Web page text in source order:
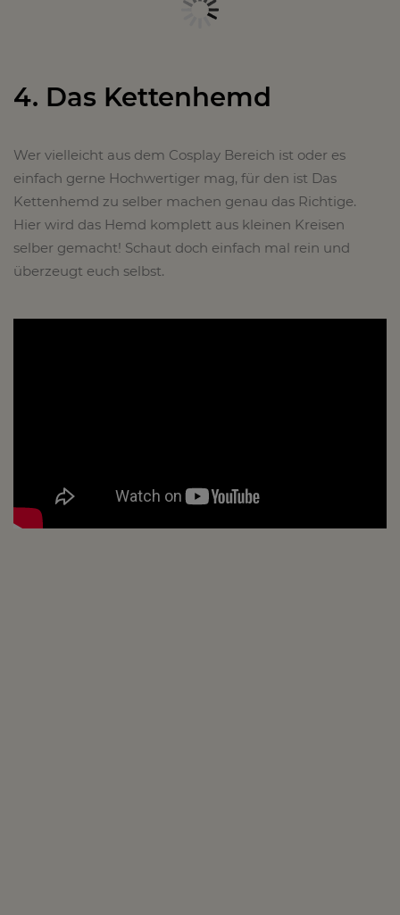
4. Das Kettenhemd
Wer vielleicht aus dem Cosplay Bereich ist oder es
einfach gerne Hochwertiger mag, für den ist Das
Kettenhemd zu selber machen genau das Richtige.
Hier wird das Hemd komplett aus kleinen Kreisen
selber gemacht! Schaut doch einfach mal rein und
überzeugt euch selbst.